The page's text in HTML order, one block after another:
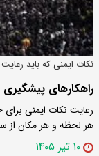
نکات ایمنی که باید
راهکارهای
رعایت نکات ایمنی
هر لحظه و هر مکان از
۱۰ تیر ۱۴۰۵